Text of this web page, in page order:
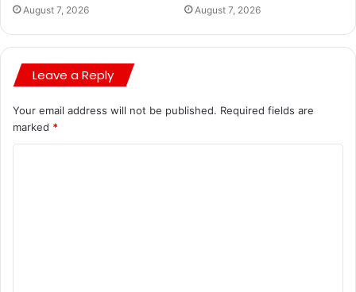
August 7, 2026 August 7, 2026
Leave a Reply
Your email address will not be published. Required fields are
marked *